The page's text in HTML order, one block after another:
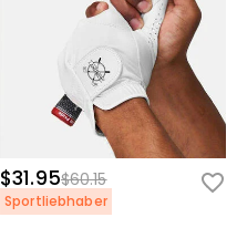
$31.95$60.15
Sportliebhaber